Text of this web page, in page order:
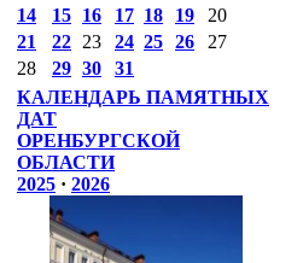
14
15 16 17 18 19
20
21
22 23 24 25 26
27
28
29 30
31
КАЛЕНДАРЬ ПАМЯТНЫХ
ДАТ
ОРЕНБУРГСКОЙ
ОБЛАСТИ
2025 · 2026